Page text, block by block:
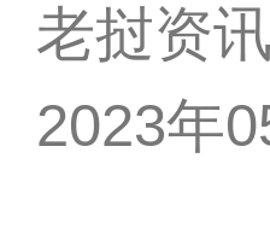
老挝资
2023年